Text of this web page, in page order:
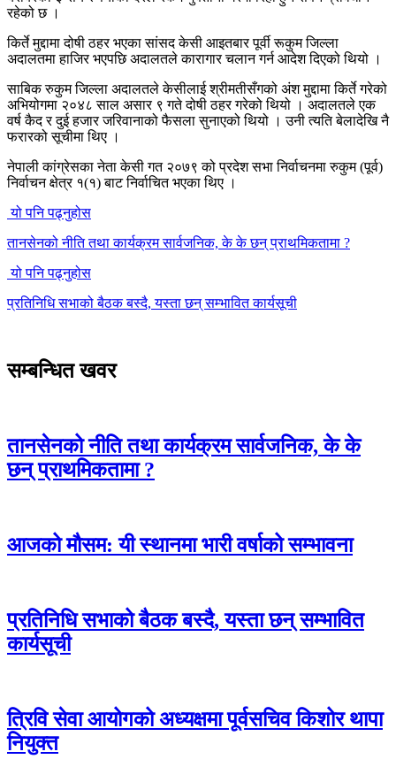
रहेको छ ।
किर्ते मुद्दामा दोषी ठहर भएका सांसद केसी आइतबार पूर्वी रूकुम जिल्ला
अदालतमा हाजिर भएपछि अदालतले कारागार चलान गर्न आदेश दिएको थियो ।
साबिक रुकुम जिल्ला अदालतले केसीलाई श्रीमतीसँगको अंश मुद्दामा किर्ते गरेको
अभियोगमा २०४८ साल असार ९ गते दोषी ठहर गरेको थियो । अदालतले एक
वर्ष कैद र दुई हजार जरिवानाको फैसला सुनाएको थियो । उनी त्यति बेलादेखि नै
फरारको सूचीमा थिए ।
नेपाली कांग्रेसका नेता केसी गत २०७९ को प्रदेश सभा निर्वाचनमा रुकुम (पूर्व)
निर्वाचन क्षेत्र १(१) बाट निर्वाचित भएका थिए ।
यो पनि पढ्नुहोस
तानसेनको नीति तथा कार्यक्रम सार्वजनिक, के के छन् प्राथमिकतामा ?
यो पनि पढ्नुहोस
प्रतिनिधि सभाको बैठक बस्दै, यस्ता छन् सम्भावित कार्यसूची
सम्बन्धित खवर
तानसेनको नीति तथा कार्यक्रम सार्वजनिक, के के
छन् प्राथमिकतामा ?
आजको मौसम: यी स्थानमा भारी वर्षाको सम्भावना
प्रतिनिधि सभाको बैठक बस्दै, यस्ता छन् सम्भावित
कार्यसूची
त्रिवि सेवा आयोगको अध्यक्षमा पूर्वसचिव किशोर थापा
नियुक्त